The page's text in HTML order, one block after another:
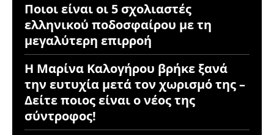
Ποιοι είναι οι 5 σχολιαστές
ελληνικού ποδοσφαίρου με τη
μεγαλύτερη επιρροή
Η Μαρίνα Καλογήρου βρήκε ξανά
την ευτυχία μετά τον χωρισμό της –
Δείτε ποιος είναι ο νέος της
σύντροφος!